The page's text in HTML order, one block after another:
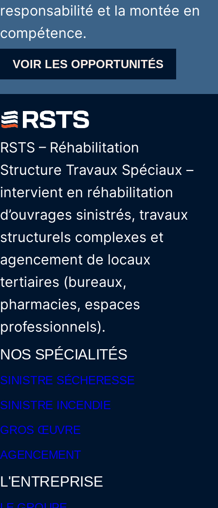
responsabilité et la montée en
compétence.
VOIR LES OPPORTUNITÉS
RSTS – Réhabilitation
Structure Travaux Spéciaux –
intervient en réhabilitation
d’ouvrages sinistrés, travaux
structurels complexes et
agencement de locaux
tertiaires (bureaux,
pharmacies, espaces
professionnels).
NOS SPÉCIALITÉS
SINISTRE SÉCHERESSE
SINISTRE INCENDIE
GROS ŒUVRE
AGENCEMENT
L'ENTREPRISE